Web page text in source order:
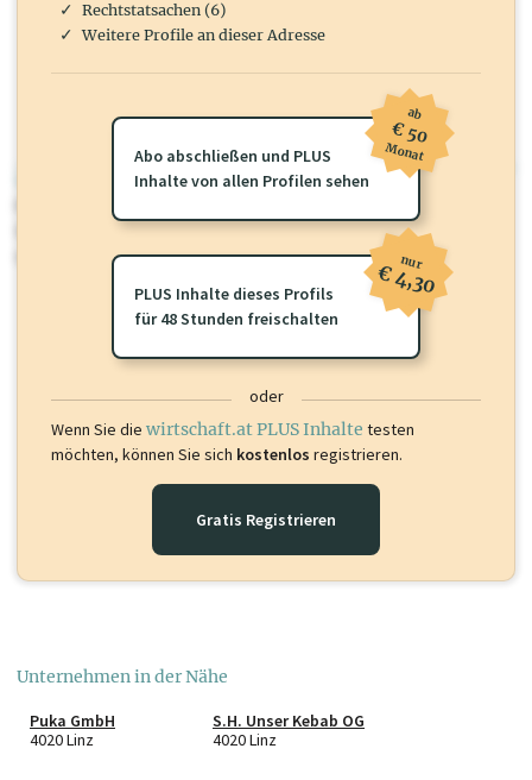
wirtschaft.at PLUS
Sie momentan nicht einsehen können. Schalten Sie dieses Profil frei
oder loggen Sie sich ein um diese Inhalte zu sehen.
Rechtstatsachen (6)
Weitere Profile an dieser Adresse
Abo abschließen und PLUS
Inhalte von allen Profilen sehen
ab
€ 50
Monat
PLUS Inhalte dieses Profils
für 48 Stunden freischalten
nur
€ 4,30
oder
Wenn Sie die wirtschaft.at PLUS Inhalte testen
möchten, können Sie sich kostenlos registrieren.
Gratis Registrieren
Unternehmen in der Nähe
Puka GmbH
4020 Linz
S.H. Unser Kebab OG
4020 Linz